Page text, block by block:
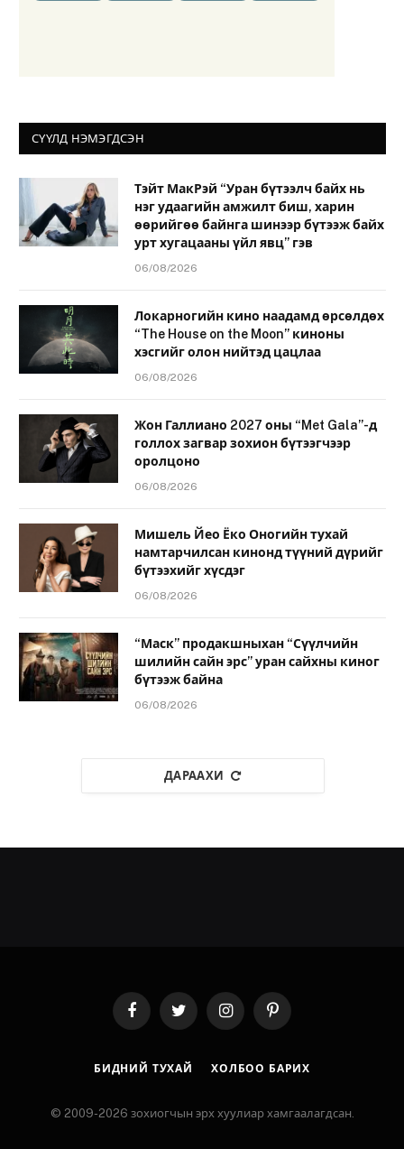
СҮҮЛД НЭМЭГДСЭН
Тэйт МакРэй “Уран бүтээлч байх нь
нэг удаагийн амжилт биш, харин
өөрийгөө байнга шинээр бүтээж байх
урт хугацааны үйл явц” гэв
06/08/2026
Локарногийн кино наадамд өрсөлдөх
“The House on the Moon” киноны
хэсгийг олон нийтэд цацлаа
06/08/2026
Жон Галлиано 2027 оны “Met Gala”-д
голлох загвар зохион бүтээгчээр
оролцоно
06/08/2026
Мишель Йео Ёко Оногийн тухай
намтарчилсан кинонд түүний дүрийг
бүтээхийг хүсдэг
06/08/2026
“Маск” продакшныхан “Сүүлчийн
шилийн сайн эрс” уран сайхны киног
бүтээж байна
06/08/2026
ДАРААХИ
FacebookTwitter InstagramPinterest
БИДНИЙ ТУХАЙ ХОЛБОО БАРИХ
© 2009-2026 зохиогчын эрх хуулиар хамгаалагдсан.